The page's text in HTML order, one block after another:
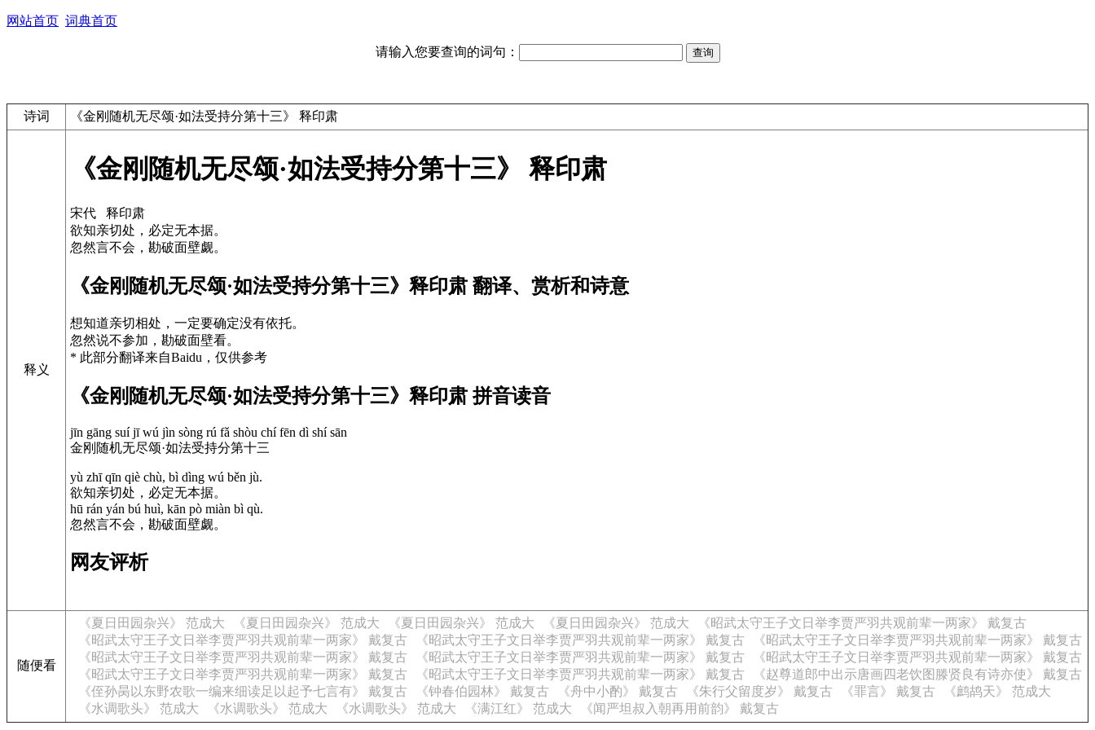
网站首页 词典首页
请输入您要查询的词句：
诗词 《金刚随机无尽颂·如法受持分第十三》 释印肃
释义
《金刚随机无尽颂·如法受持分第十三》 释印肃
宋代 释印肃
欲知亲切处，必定无本据。
忽然言不会，勘破面壁觑。
《金刚随机无尽颂·如法受持分第十三》释印肃 翻译、赏析和诗意
想知道亲切相处，一定要确定没有依托。
忽然说不参加，勘破面壁看。
* 此部分翻译来自Baidu，仅供参考
《金刚随机无尽颂·如法受持分第十三》释印肃 拼音读音
jīn gāng suí jī wú jìn sòng rú fǎ shòu chí fēn dì shí sān
金刚随机无尽颂·如法受持分第十三
yù zhī qīn qiè chù, bì dìng wú běn jù.
欲知亲切处，必定无本据。
hū rán yán bú huì, kān pò miàn bì qù.
忽然言不会，勘破面壁觑。
网友评析
随便看
《夏日田园杂兴》 范成大 《夏日田园杂兴》 范成大 《夏日田园杂兴》 范成大 《夏日田园杂兴》 范成大
《昭武太守王子文日举李贾严羽共观前辈一两家》 戴复古
《昭武太守王子文日举李贾严羽共观前辈一两家》 戴复古
《昭武太守王子文日举李贾严羽共观前辈一两家》 戴复古
《昭武太守王子文日举李贾严羽共观前辈一两家》 戴复古
《昭武太守王子文日举李贾严羽共观前辈一两家》 戴复古
《昭武太守王子文日举李贾严羽共观前辈一两家》 戴复古
《昭武太守王子文日举李贾严羽共观前辈一两家》 戴复古
《昭武太守王子文日举李贾严羽共观前辈一两家》 戴复古
《昭武太守王子文日举李贾严羽共观前辈一两家》 戴复古
《赵尊道郎中出示唐画四老饮图滕贤良有诗亦使》 戴复古
《侄孙昺以东野农歌一编来细读足以起予七言有》 戴复古
《钟春伯园林》 戴复古 《舟中小酌》 戴复古 《朱行父留度岁》 戴复古 《罪言》 戴复古
《鹧鸪天》 范成大
《水调歌头》 范成大
《水调歌头》 范成大 《水调歌头》 范成大 《满江红》 范成大 《闻严坦叔入朝再用前韵》 戴复古